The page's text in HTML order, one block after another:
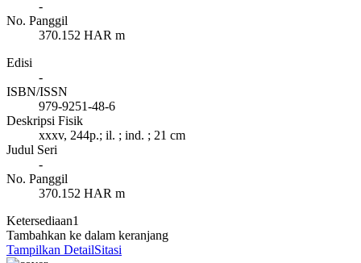
-
No. Panggil
370.152 HAR m
Edisi
-
ISBN/ISSN
979-9251-48-6
Deskripsi Fisik
xxxv, 244p.; il. ; ind. ; 21 cm
Judul Seri
-
No. Panggil
370.152 HAR m
Ketersediaan1
Tambahkan ke dalam keranjang
Tampilkan DetailSitasi